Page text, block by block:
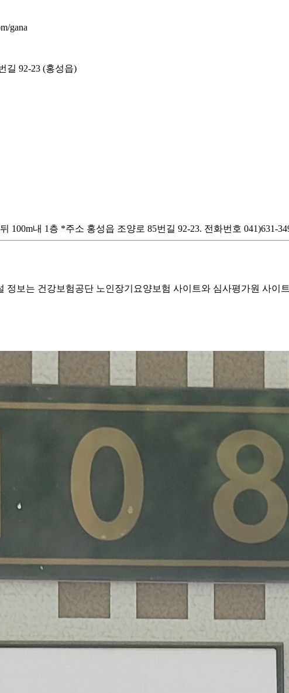
gana
길 92-23 (홍성읍)
100m내 1층 *주소 홍성읍 조양로 85번길 92-23. 전화번호 041)631-
정보는 건강보험공단 노인장기요양보험 사이트와 심사평가원 사